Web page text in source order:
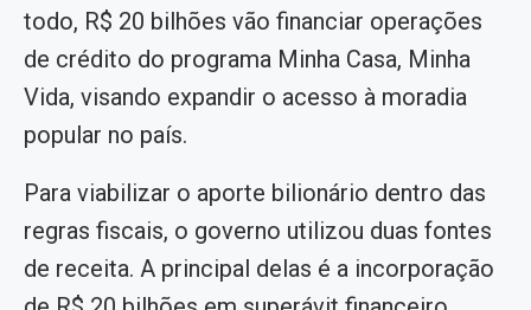
todo, R$ 20 bilhões vão financiar operações
de crédito do programa Minha Casa, Minha
Vida, visando expandir o acesso à moradia
popular no país.
Para viabilizar o aporte bilionário dentro das
regras fiscais, o governo utilizou duas fontes
de receita. A principal delas é a incorporação